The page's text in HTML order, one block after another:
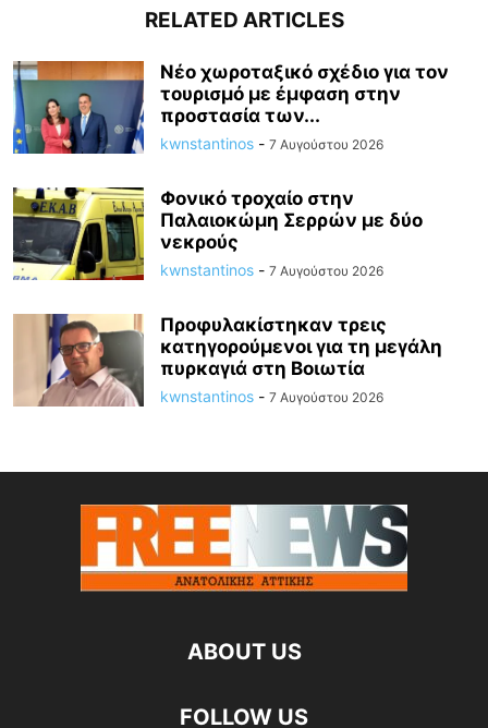
RELATED ARTICLES
Νέο χωροταξικό σχέδιο για τον
τουρισμό με έμφαση στην
προστασία των...
kwnstantinos - 7 Αυγούστου 2026
Φονικό τροχαίο στην
Παλαιοκώμη Σερρών με δύο
νεκρούς
kwnstantinos - 7 Αυγούστου 2026
Προφυλακίστηκαν τρεις
κατηγορούμενοι για τη μεγάλη
πυρκαγιά στη Βοιωτία
kwnstantinos - 7 Αυγούστου 2026
ABOUT US
FOLLOW US